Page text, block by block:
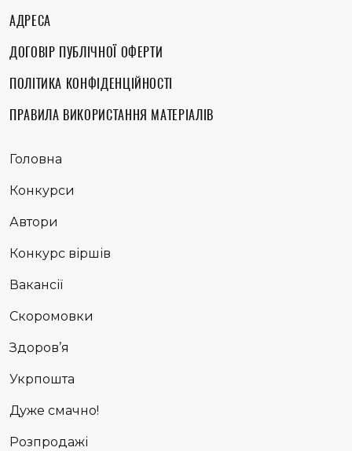
АДРЕСА
ДОГОВІР ПУБЛІЧНОЇ ОФЕРТИ
ПОЛІТИКА КОНФІДЕНЦІЙНОСТІ
ПРАВИЛА ВИКОРИСТАННЯ МАТЕРІАЛІВ
Головна
Конкурси
Автори
Конкурс віршів
Вакансії
Скоромовки
Здоров’я
Укрпошта
Дуже смачно!
Розпродажі